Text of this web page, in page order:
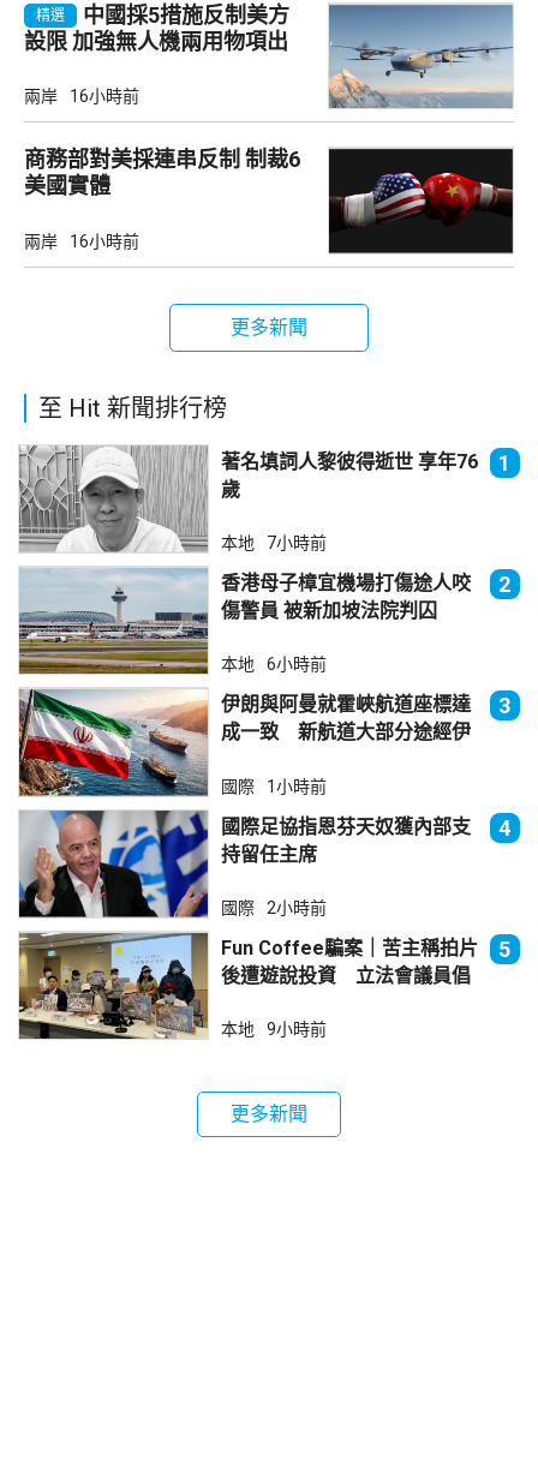
精選
中國採5措施反制美方
設限 加強無人機兩用物項出
兩岸 16小時前
商務部對美採連串反制 制裁6
美國實體
兩岸 16小時前
更多新聞
至 Hit 新聞排行榜
著名填詞人黎彼得逝世 享年76
歲
1
本地 7小時前
香港母子樟宜機場打傷途人咬
傷警員 被新加坡法院判囚
2
本地 6小時前
伊朗與阿曼就霍峽航道座標達
成一致 新航道大部分途經伊
3
國際 1小時前
國際足協指恩芬天奴獲內部支
持留任主席
4
國際 2小時前
Fun Coffee騙案｜苦主稱拍片
後遭遊說投資 立法會議員倡
5
本地 9小時前
更多新聞